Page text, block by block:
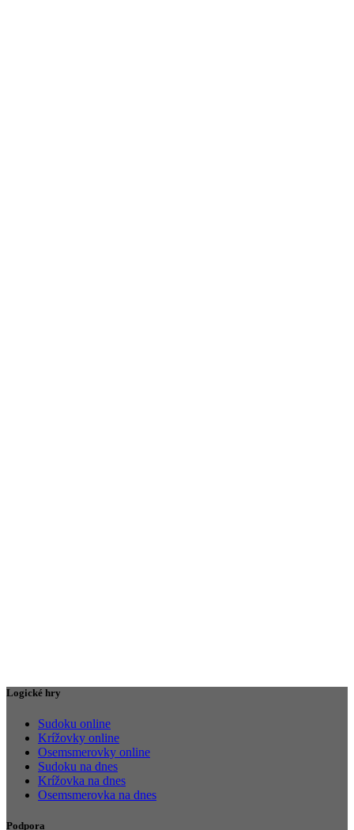
Logické hry
Sudoku online
Krížovky online
Osemsmerovky online
Sudoku na dnes
Krížovka na dnes
Osemsmerovka na dnes
Podpora